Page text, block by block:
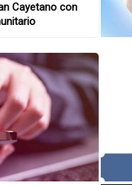
Cayetano con